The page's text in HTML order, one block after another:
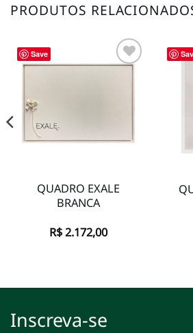
PRODUTOS
Save
QUADRO EXALE
BRANCA
R$2.172,00
Inscreva-se